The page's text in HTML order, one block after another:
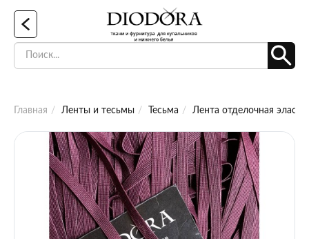
Главная Ленты и тесьмы Тесьма Лента отделочная